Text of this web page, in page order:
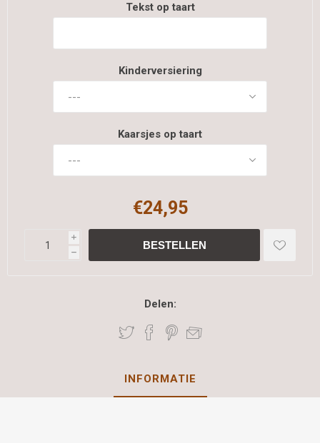
Tekst op taart
Kinderversiering
Kaarsjes op taart
€24,95
i
h
Delen:
INFORMATIE